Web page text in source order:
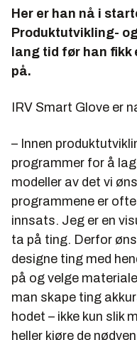
Her er han nå i
Produktutvikling-
lang tid før han fikk
på.
IRV Smart Glove er
– Innen
programmer for å
modeller av det vi
programmene er
innsats. Jeg er en
ta på ting. Derfor
designe ting med
på og velge
man skape ting
hodet – ikke kun slik
heller kjøre de